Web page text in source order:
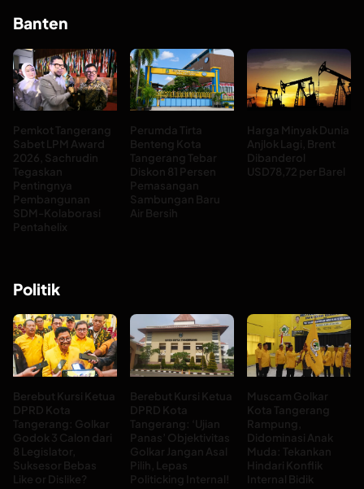
Banten
Pemkot Tangerang
Sabet LPM Award
2026, Sachrudin
Tegaskan
Pentingnya
Pembangunan
SDM-Kolaborasi
Pentahelix
Perumda Tirta
Benteng Kota
Tangerang Tebar
Diskon 81 Persen
Pemasangan
Sambungan Baru
Air Bersih
Harga Minyak Dunia
Anjlok Lagi, Brent
Dibanderol
USD78,72 per Barel
Politik
Berebut Kursi Ketua
DPRD Kota
Tangerang: Golkar
Godok 3 Calon dari
8 Legislator,
Suksesor Bebas
Like or Dislike?
Berebut Kursi Ketua
DPRD Kota
Tangerang: ‘Ujian
Panas’ Objektivitas
Golkar Jangan Asal
Pilih, Lepas
Politicking Internal!
Muscam Golkar
Kota Tangerang
Rampung,
Didominasi Anak
Muda: Tekankan
Hindari Konflik
Internal Bidik